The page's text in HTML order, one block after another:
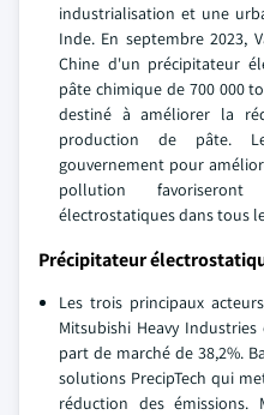
industrialisation et une
Inde. En septembre 2023,
Chine d'un précipitateur
pâte chimique de 700 000
destiné à améliorer la
production de pâte.
gouvernement pour
pollution
électrostatiques dans tous
Précipitateur
Les trois principaux
Mitsubishi Heavy
part de marché de 38,2%.
solutions PrecipTech qui
réduction des émissions.